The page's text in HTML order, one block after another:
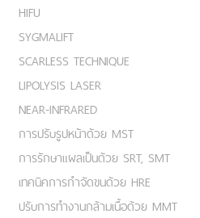
HIFU
SYGMALIFT
SCARLESS TECHNIQUE
LIPOLYSIS LASER
NEAR-INFRARED
การปรับรูปหน้าด้วย MST
การรักษาแผลเป็นด้วย SRT, SMT
เทคนิคการกำจัดขนด้วย HRE
ปรับการทำงานกล้ามเนื้อด้วย MMT